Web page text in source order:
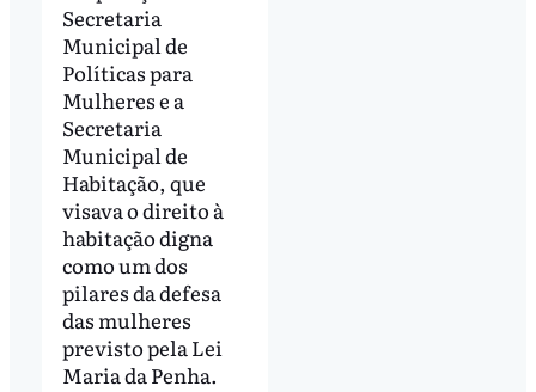
Secretaria
Municipal de
Políticas para
Mulheres e a
Secretaria
Municipal de
Habitação, que
visava o direito à
habitação digna
como um dos
pilares da defesa
das mulheres
previsto pela Lei
Maria da Penha.